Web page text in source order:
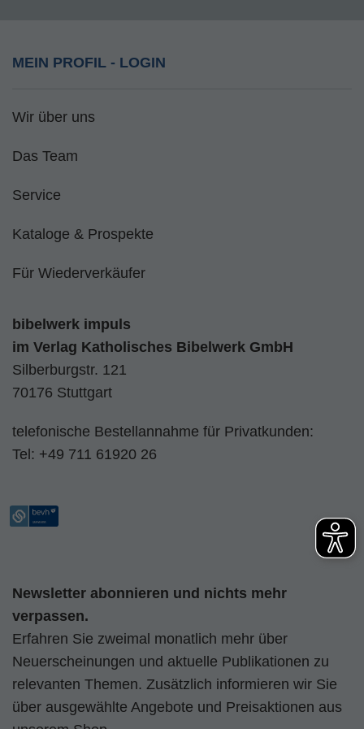
MEIN PROFIL - LOGIN
Wir über uns
Das Team
Service
Kataloge & Prospekte
Für Wiederverkäufer
bibelwerk impuls
im Verlag Katholisches Bibelwerk GmbH
Silberburgstr. 121
70176 Stuttgart
telefonische Bestellannahme für Privatkunden:
Tel: +49 711 61920 26
Newsletter abonnieren und nichts mehr
verpassen.
Erfahren Sie zweimal monatlich mehr über
Neuerscheinungen und aktuelle Publikationen zu
relevanten Themen. Zusätzlich informieren wir Sie
über ausgewählte Angebote und Preisaktionen aus